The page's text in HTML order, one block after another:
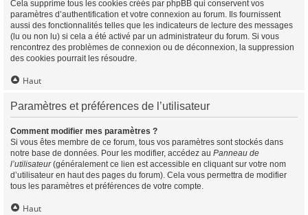
Cela supprime tous les cookies créés par phpBB qui conservent vos
paramètres d’authentification et votre connexion au forum. Ils fournissent
aussi des fonctionnalités telles que les indicateurs de lecture des messages
(lu ou non lu) si cela a été activé par un administrateur du forum. Si vous
rencontrez des problèmes de connexion ou de déconnexion, la suppression
des cookies pourrait les résoudre.
Haut
Paramètres et préférences de l’utilisateur
Comment modifier mes paramètres ?
Si vous êtes membre de ce forum, tous vos paramètres sont stockés dans
notre base de données. Pour les modifier, accédez au Panneau de
l’utilisateur(généralement ce lien est accessible en cliquant sur votre nom
d’utilisateur en haut des pages du forum). Cela vous permettra de modifier
tous les paramètres et préférences de votre compte.
Haut